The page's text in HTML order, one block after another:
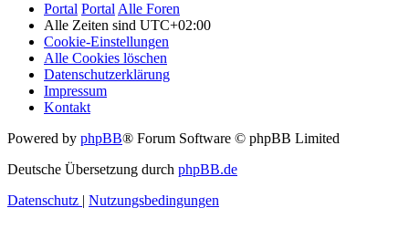
Portal PortalAlle Foren
Alle Zeiten sind UTC+02:00
Cookie-Einstellungen
Alle Cookies löschen
Datenschutzerklärung
Impressum
Kontakt
Powered by phpBB® Forum Software © phpBB Limited
Deutsche Übersetzung durch phpBB.de
Datenschutz
Nutzungsbedingungen